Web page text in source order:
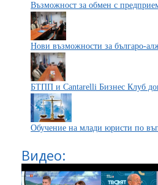
Възможност за обмен с
Нови възможности за българо-
БТПП и Cantarelli Бизнес Клуб
Обучение на млади юристи по
Видео: